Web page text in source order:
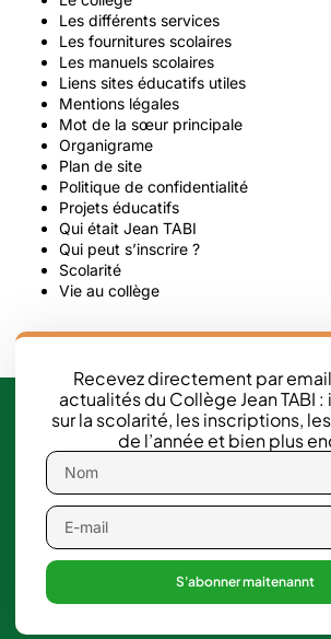
Les différents services
Les fournitures scolaires
Les manuels scolaires
Liens sites éducatifs utiles
Mentions légales
Mot de la sœur principale
Organigrame
Plan de site
Politique de confidentialité
Projets éducatifs
Qui était Jean TABI
Qui peut s’inscrire ?
Scolarité
Vie au collège
Recevez directement par
actualités du Collège Jean TABI
sur la scolarité, les inscriptions,
de l’année et bien plus
S'abonner maitenannt